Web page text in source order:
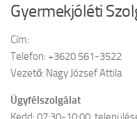
Gyermekjóléti
Cím:
Telefon: +3620 561-3522
Vezető: Nagy József Attila
Ügyfélszolgálat